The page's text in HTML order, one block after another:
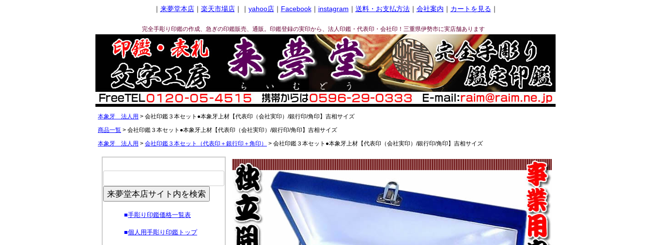
｜ 来夢堂本店｜ 楽天市場店｜｜ yahoo店｜ Facebook｜ instagram ｜ 送料・お支払方法｜ 会社案内 ｜ カートを見る ｜
完全手彫り印鑑の作成、急ぎの印鑑販売、通販。印鑑登録の実印から、法人印鑑・代表印・会社印！三重県伊勢市に実店舗あります
本象牙 法人用
会社印鑑３本セット●本象牙上材【代表印（会社実印）/銀行印/角印】吉相サイズ
商品一覧
会社印鑑３本セット●本象牙上材【代表印（会社実印）/銀行印/角印】吉相サイズ
本象牙 法人用
会社印鑑３本セット（代表印＋銀行印＋角印） 会社印鑑３本セット●本象牙上材【代表印（会社実印）/銀行印/角印】吉相サイズ
来夢堂本店サイト内を検索
■手彫り印鑑価格一覧表
■個人用手彫り印鑑トップ